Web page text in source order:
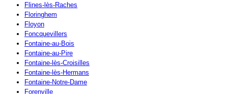
Flines-lès-Raches
Floringhem
Floyon
Foncquevillers
Fontaine-au-Bois
Fontaine-au-Pire
Fontaine-lès-Croisilles
Fontaine-lès-Hermans
Fontaine-Notre-Dame
Forenville